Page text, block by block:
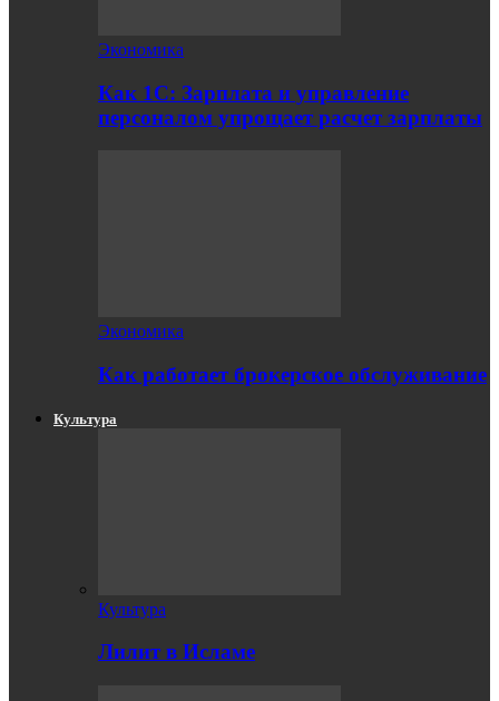
Экономика
Как 1С: Зарплата и управление
персоналом упрощает расчет зарплаты
Экономика
Как работает брокерское обслуживание
Культура
Культура
Лилит в Исламе